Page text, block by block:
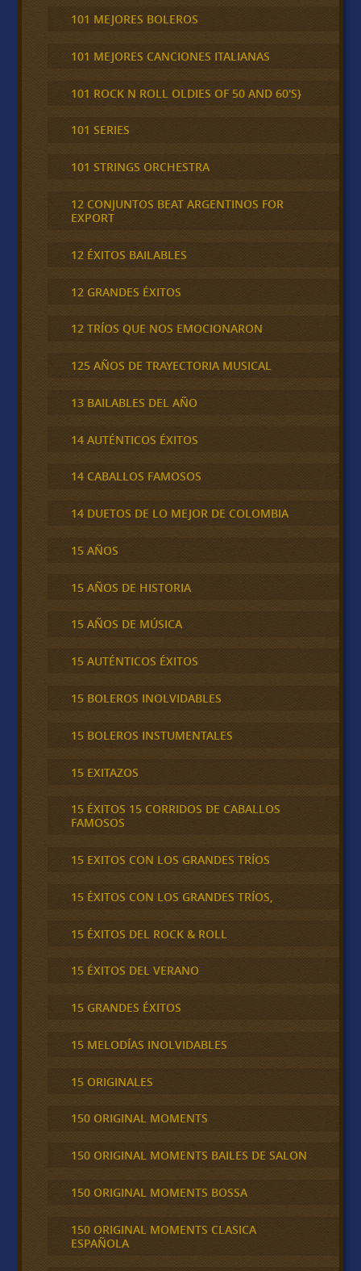
101 MEJORES BOLEROS
101 MEJORES CANCIONES ITALIANAS
101 ROCK N ROLL OLDIES OF 50 AND 60'S}
101 SERIES
101 STRINGS ORCHESTRA
12 CONJUNTOS BEAT ARGENTINOS FOR
EXPORT
12 ÉXITOS BAILABLES
12 GRANDES ÉXITOS
12 TRÍOS QUE NOS EMOCIONARON
125 AÑOS DE TRAYECTORIA MUSICAL
13 BAILABLES DEL AÑO
14 AUTÉNTICOS ÉXITOS
14 CABALLOS FAMOSOS
14 DUETOS DE LO MEJOR DE COLOMBIA
15 AÑOS
15 AÑOS DE HISTORIA
15 AÑOS DE MÚSICA
15 AUTÉNTICOS ÉXITOS
15 BOLEROS INOLVIDABLES
15 BOLEROS INSTUMENTALES
15 EXITAZOS
15 ÉXITOS 15 CORRIDOS DE CABALLOS
FAMOSOS
15 EXITOS CON LOS GRANDES TRÍOS
15 ÉXITOS CON LOS GRANDES TRÍOS,
15 ÉXITOS DEL ROCK & ROLL
15 ÉXITOS DEL VERANO
15 GRANDES ÉXITOS
15 MELODÍAS INOLVIDABLES
15 ORIGINALES
150 ORIGINAL MOMENTS
150 ORIGINAL MOMENTS BAILES DE SALON
150 ORIGINAL MOMENTS BOSSA
150 ORIGINAL MOMENTS CLASICA
ESPAÑOLA